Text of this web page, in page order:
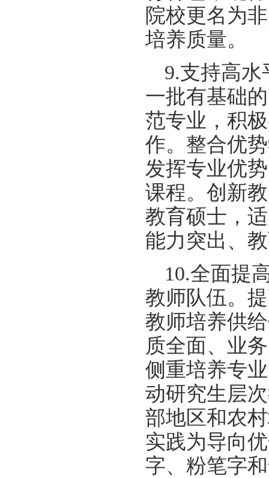
院校更名为
培养质量。
9.支持高
一批有基础
范专业，积
作。整合优
发挥专业优
课程。创新
教育硕士，
能力突出、
10.全面提
教师队伍。
教师培养供
质全面、业
侧重培养专
动研究生层
部地区和农
实践为导向
字、粉笔字